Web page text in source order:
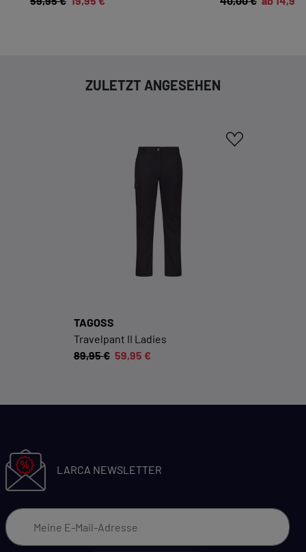
Essenzielle Cookies ermöglichen grundlegende
Wir möchten die Bedienung dieses Shops für
Sie möglichst komfortabel gestalten.
Inhalte von externen Dienstleistern wie Google,
Social-Media-Plattformen etc.
Datenschutzerklärung
ZULETZT ANGESEHEN
TAGOSS
Travelpant II Ladies
89,95 € 59,95 €
LARCA NEWSLETTER